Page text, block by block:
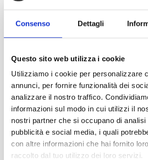
Consenso Dettagli
Questo sito web utilizza i cookie
Utilizziamo i cookie per personalizzare
annunci, per fornire funzionalità dei
analizzare il nostro traffico.
informazioni sul modo in cui utilizzi il
nostri partner che si occupano di analisi
pubblicità e social media, i quali
con altre informazioni che hai fornito
raccolto dal tuo utilizzo dei loro servizi.